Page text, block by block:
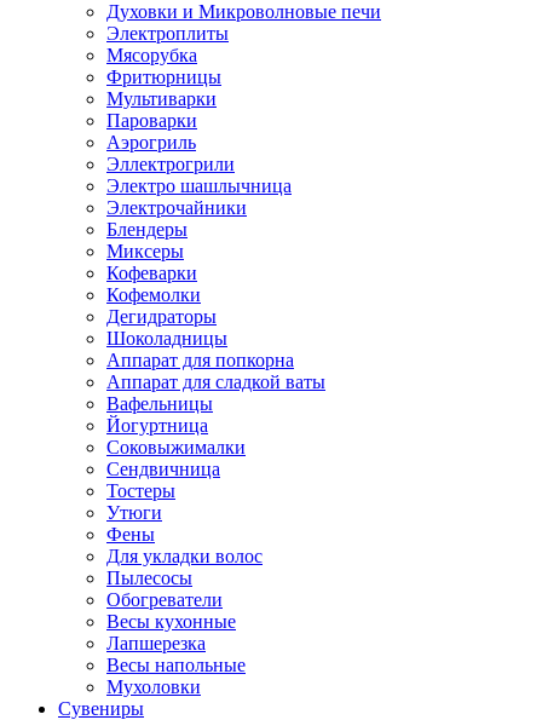
Духовки и Микроволновые печи
Электроплиты
Мясорубка
Фритюрницы
Мультиварки
Пароварки
Аэрогриль
Эллектрогрили
Электро шашлычница
Электрочайники
Блендеры
Миксеры
Кофеварки
Кофемолки
Дегидраторы
Шоколадницы
Аппарат для попкорна
Аппарат для сладкой ваты
Вафельницы
Йогуртница
Соковыжималки
Сендвичница
Тостеры
Утюги
Фены
Для укладки волос
Пылесосы
Обогреватели
Весы кухонные
Лапшерезка
Весы напольные
Мухоловки
Сувениры